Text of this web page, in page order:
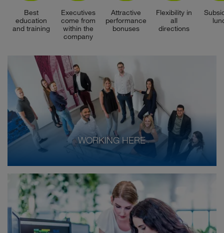
Best
education
and training
Executives
come from
within the
company
Attractive
performance
bonuses
Flexibility in
all
directions
WORKING HERE